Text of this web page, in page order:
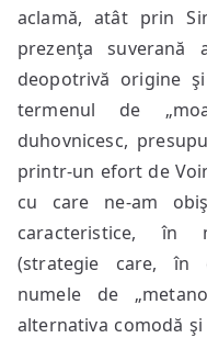
aclamă, atât prin
prezenţa
deopotrivă origine
termenul de
duhovnicesc,
printr-un efort de
cu care ne-am
caracteristice, în
(strategie care, în
numele de
alternativa comodă